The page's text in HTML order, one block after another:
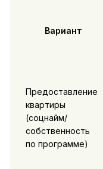
Вариант
Предоставление
квартиры
(соцнайм/
собственность
по программе)